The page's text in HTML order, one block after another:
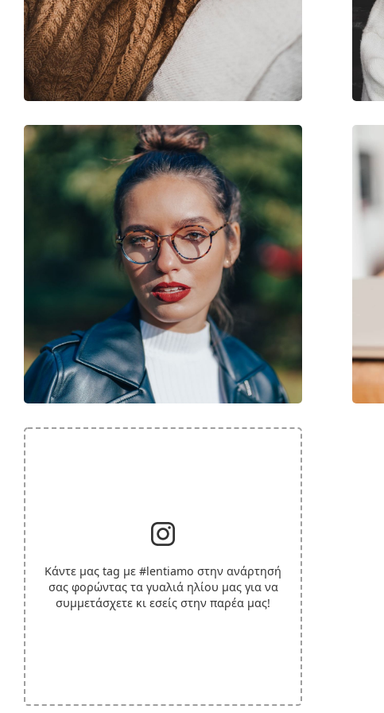
Άλλα
Τύπος:
Κατηγορία:
Γυαλιά οράσεως
Μάρκα:
Giorgio Armani
Κάντε μας tag με #lentiamo στην ανάρτησή
σας φορώντας τα γυαλιά ηλίου μας για να
συμμετάσχετε κι εσείς στην παρέα μας!